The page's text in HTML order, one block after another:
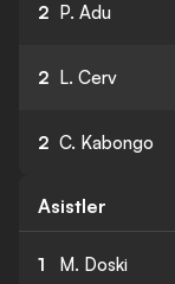
2 P. Adu
2 L. Cerv
2 C. Kabongo
Asistler
1 M. Doski